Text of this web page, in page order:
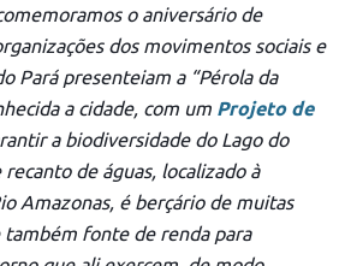
o aniversário de
dos movimentos sociais e
Parápresenteiam a “Pérola da
a cidade, com um Projeto de
a biodiversidade do Lago do
de águas, localizado à
Amazonas, é berçário de muitas
também fonte de renda para